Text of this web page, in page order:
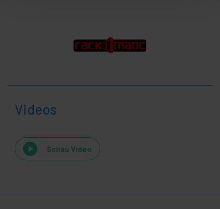
Videos
Schau Video